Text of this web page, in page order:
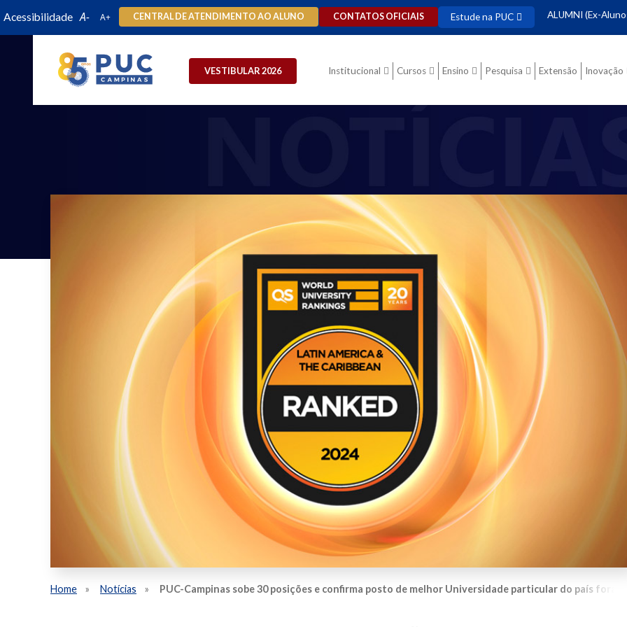
Acessibilidade CENTRAL DE ATENDIMENTO AO ALUNO CONTATOS OFICIAIS Estude na PUC ALUMNI (Ex-
VESTIBULAR 2026 Institucional Cursos Ensino Pesquisa Extensão Inovação
Home Notícias PUC-Campinas sobe 30 posições e confirma posto de melhor Universidade particular do país fora